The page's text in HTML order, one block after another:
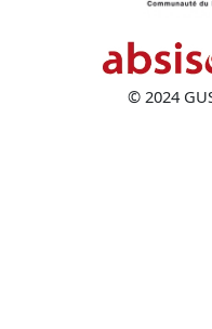
© 2024